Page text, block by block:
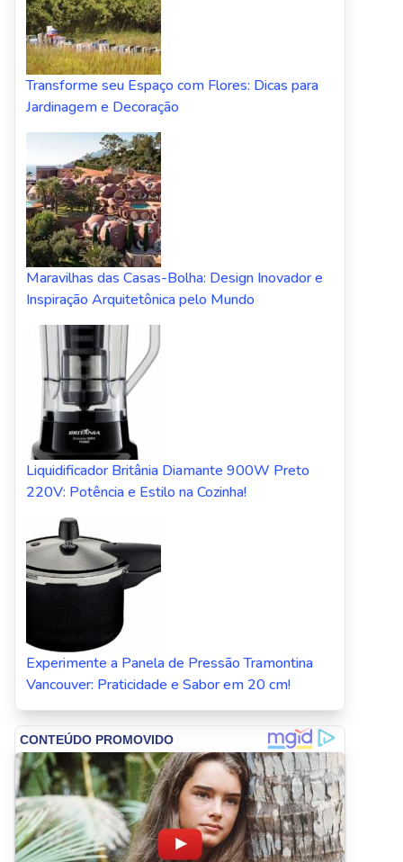
Transforme seu Espaço com Flores: Dicas para
Jardinagem e Decoração
Maravilhas das Casas-Bolha: Design Inovador e
Inspiração Arquitetônica pelo Mundo
Liquidificador Britânia Diamante 900W Preto
220V: Potência e Estilo na Cozinha!
Experimente a Panela de Pressão Tramontina
Vancouver: Praticidade e Sabor em 20 cm!